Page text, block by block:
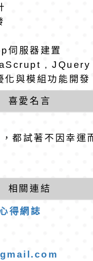
吃得安
同仁踴
專業論
老師：
零綠領
區農業
教育專
歡迎已
格者報
園市桃
年度「
學年度
師甄選
)
園市桃
年度「
」甄選
學年度
師甄選
額)
伺服器建置
,
與模組功能開發
喜愛名言
都試著不因幸運
相關連結
得網誌